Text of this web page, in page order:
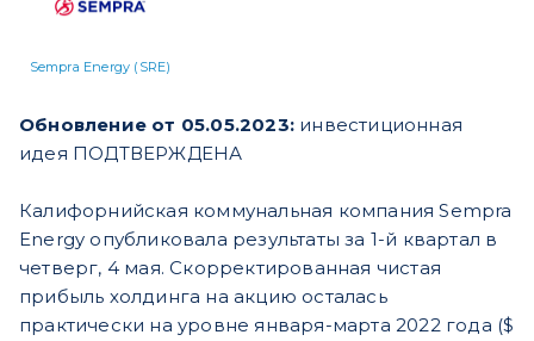
Sempra Energy (SRE)
Обновление от 05.05.2023: инвестиционная
идея ПОДТВЕРЖДЕНА
Калифорнийская коммунальная компания Sempra
Energy опубликовала результаты за 1-й квартал в
четверг, 4 мая. Скорректированная чистая
прибыль холдинга на акцию осталась
практически на уровне января-марта 2022 года ($